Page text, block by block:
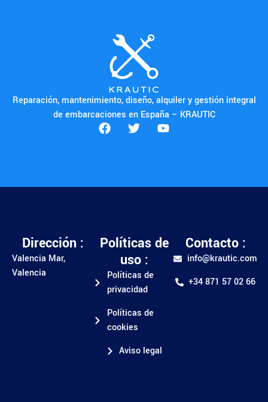
Reparación, mantenimiento, diseño, alquiler y gestión integral
de embarcaciones en España – KRAUTIC
Dirección :
Valencia Mar,
Valencia
Políticas de
uso :
Políticas de
privacidad
Políticas de
cookies
Aviso legal
Contacto :
info@krautic.com
+34 871 57 02 66